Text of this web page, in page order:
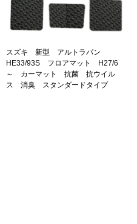
スズキ 新型 アルトラパン
HE33/93S フロアマット H27/6
～ カーマット 抗菌 抗ウイル
ス 消臭 スタンダードタイプ